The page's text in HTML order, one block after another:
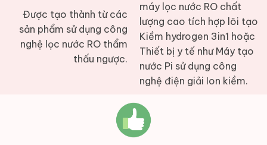
Được tạo thành từ các
sản phẩm sử dụng công
nghệ lọc nước RO thẩm
thấu ngược.
máy lọc nước RO chất
lượng cao tích hợp lõi tạo
Kiềm hydrogen 3in1 hoặc
Thiết bị y tế như Máy tạo
nước Pi sử dụng công
nghệ điện giải Ion kiềm.